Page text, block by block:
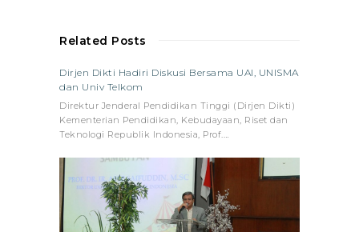
Related Posts
Dirjen Dikti Hadiri Diskusi Bersama UAI, UNISMA
dan Univ Telkom
Direktur Jenderal Pendidikan Tinggi (Dirjen Dikti)
Kementerian Pendidikan, Kebudayaan, Riset dan
Teknologi Republik Indonesia, Prof.…